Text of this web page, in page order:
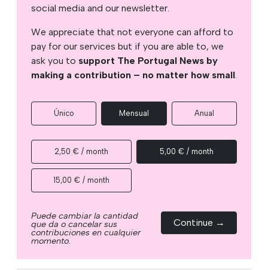
social media and our newsletter.
We appreciate that not everyone can afford to
pay for our services but if you are able to, we
ask you to support The Portugal News by
making a contribution – no matter how small.
Único Mensual Anual
2,50 € / month 5,00 € / month
15,00 € / month
Puede cambiar la cantidad
que da o cancelar sus
contribuciones en cualquier
momento.
Continue →